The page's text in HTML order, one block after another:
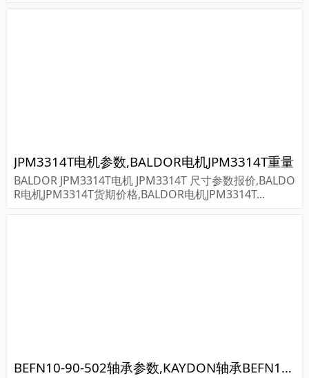
JPM3314T电机参数,BALDOR电机JPM3314T重量
BALDOR JPM3314T电机 JPM3314T 尺寸参数报价,BALDO
R电机JPM3314T货期价格,BALDOR电机JPM3314T...
BEFN10-90-502轴承参数,KAYDON轴承BEFN10-90-502重量